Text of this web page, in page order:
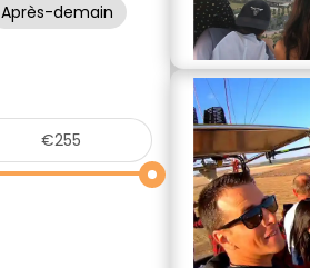
Après-demain